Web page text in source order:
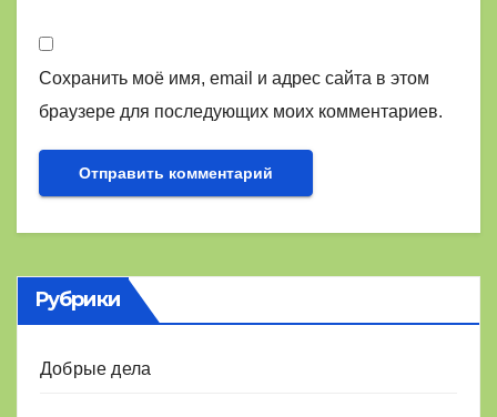
Сохранить моё имя, email и адрес сайта в этом
браузере для последующих моих комментариев.
Рубрики
Добрые дела